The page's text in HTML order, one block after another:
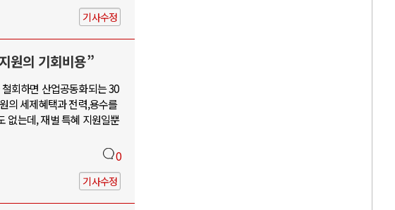
기사수정
원의 기회비용”
회하면 산업공동화되는 30
의 세제혜택과 전력,용수를
없는데, 재벌 특혜 지원일뿐
0
기사수정